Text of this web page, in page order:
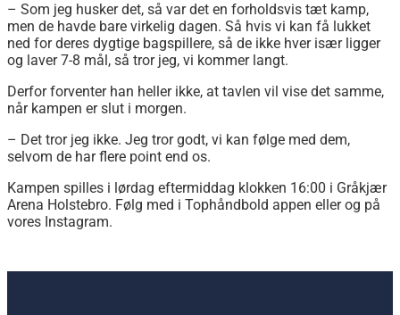
– Som jeg husker det, så var det en forholdsvis tæt kamp,
men de havde bare virkelig dagen. Så hvis vi kan få lukket
ned for deres dygtige bagspillere, så de ikke hver især ligger
og laver 7-8 mål, så tror jeg, vi kommer langt.
Derfor forventer han heller ikke, at tavlen vil vise det samme,
når kampen er slut i morgen.
– Det tror jeg ikke. Jeg tror godt, vi kan følge med dem,
selvom de har flere point end os.
Kampen spilles i lørdag eftermiddag klokken 16:00 i Gråkjær
Arena Holstebro. Følg med i Tophåndbold appen eller og på
vores Instagram.